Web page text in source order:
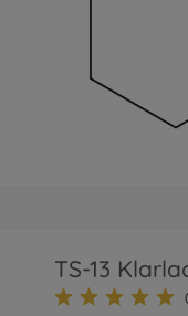
TS-13